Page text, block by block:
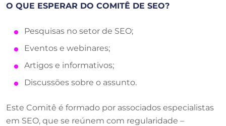
O QUE ESPERAR DO COMITÊ DE SEO?
Pesquisas no setor de SEO;
Eventos e webinares;
Artigos e informativos;
Discussões sobre o assunto.
Este Comitê é formado por associados especialistas
em SEO, que se reúnem com regularidade –